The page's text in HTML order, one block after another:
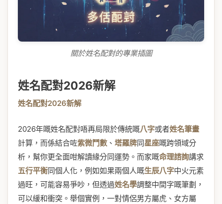
關於姓名配對的專業插圖
姓名配對2026新解
姓名配對2026新解
2026年嘅姓名配對唔再局限於傳統嘅八字或者姓名筆畫
計算，而係結合咗紫微鬥數、 塔羅牌同星座嘅跨領域分
析，幫你更全面咁解讀緣分同運勢。而家嘅命理諮詢講求
五行平衡同個人化，例如如果兩個人嘅生辰八字中火元素
過旺，可能容易爭吵，但透過姓名學調整中間字嘅筆劃，
可以緩和衝突。舉個實例，一對情侶男方屬虎、女方屬